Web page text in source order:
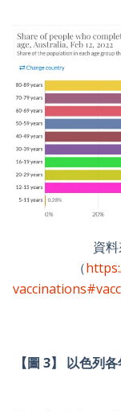
資
（
【圖 3】 以色列